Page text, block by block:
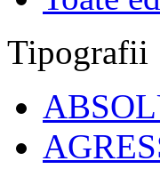
Tipografii